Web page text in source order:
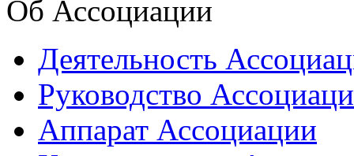
Об Ассоциации
Деятельность
Руководство
Аппарат Ассоциации